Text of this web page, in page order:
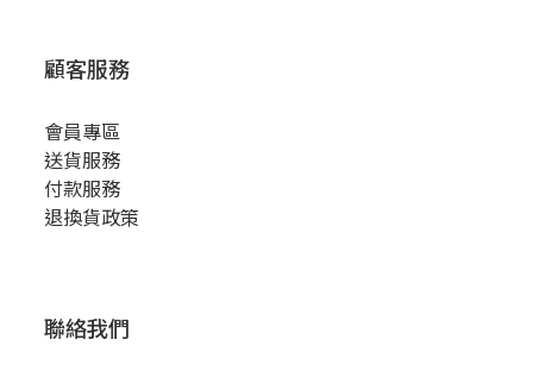
顧客服務
會員專區
送貨服務
付款服務
退換貨政策
聯絡我們